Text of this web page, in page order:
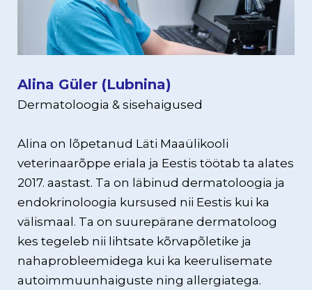
Alina Güler (Lubnina)
Dermatoloogia & sisehaigused
Alina on lõpetanud Läti Maaülikooli
veterinaarõppe eriala ja Eestis töötab ta alates
2017. aastast. Ta on läbinud dermatoloogia ja
endokrinoloogia kursused nii Eestis kui ka
välismaal. Ta on suurepärane dermatoloog
kes tegeleb nii lihtsate kõrvapõletike ja
nahaprobleemidega kui ka keerulisemate
autoimmuunhaiguste ning allergiatega.